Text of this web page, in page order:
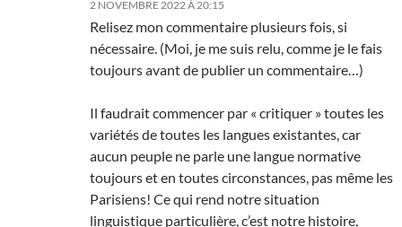
2 NOVEMBRE 2022 À 20:15
Relisez mon commentaire plusieurs fois, si
nécessaire. (Moi, je me suis relu, comme je le fais
toujours avant de publier un commentaire…)
Il faudrait commencer par « critiquer » toutes les
variétés de toutes les langues existantes, car
aucun peuple ne parle une langue normative
toujours et en toutes circonstances, pas même les
Parisiens! Ce qui rend notre situation
linguistique particulière, c’est notre histoire,